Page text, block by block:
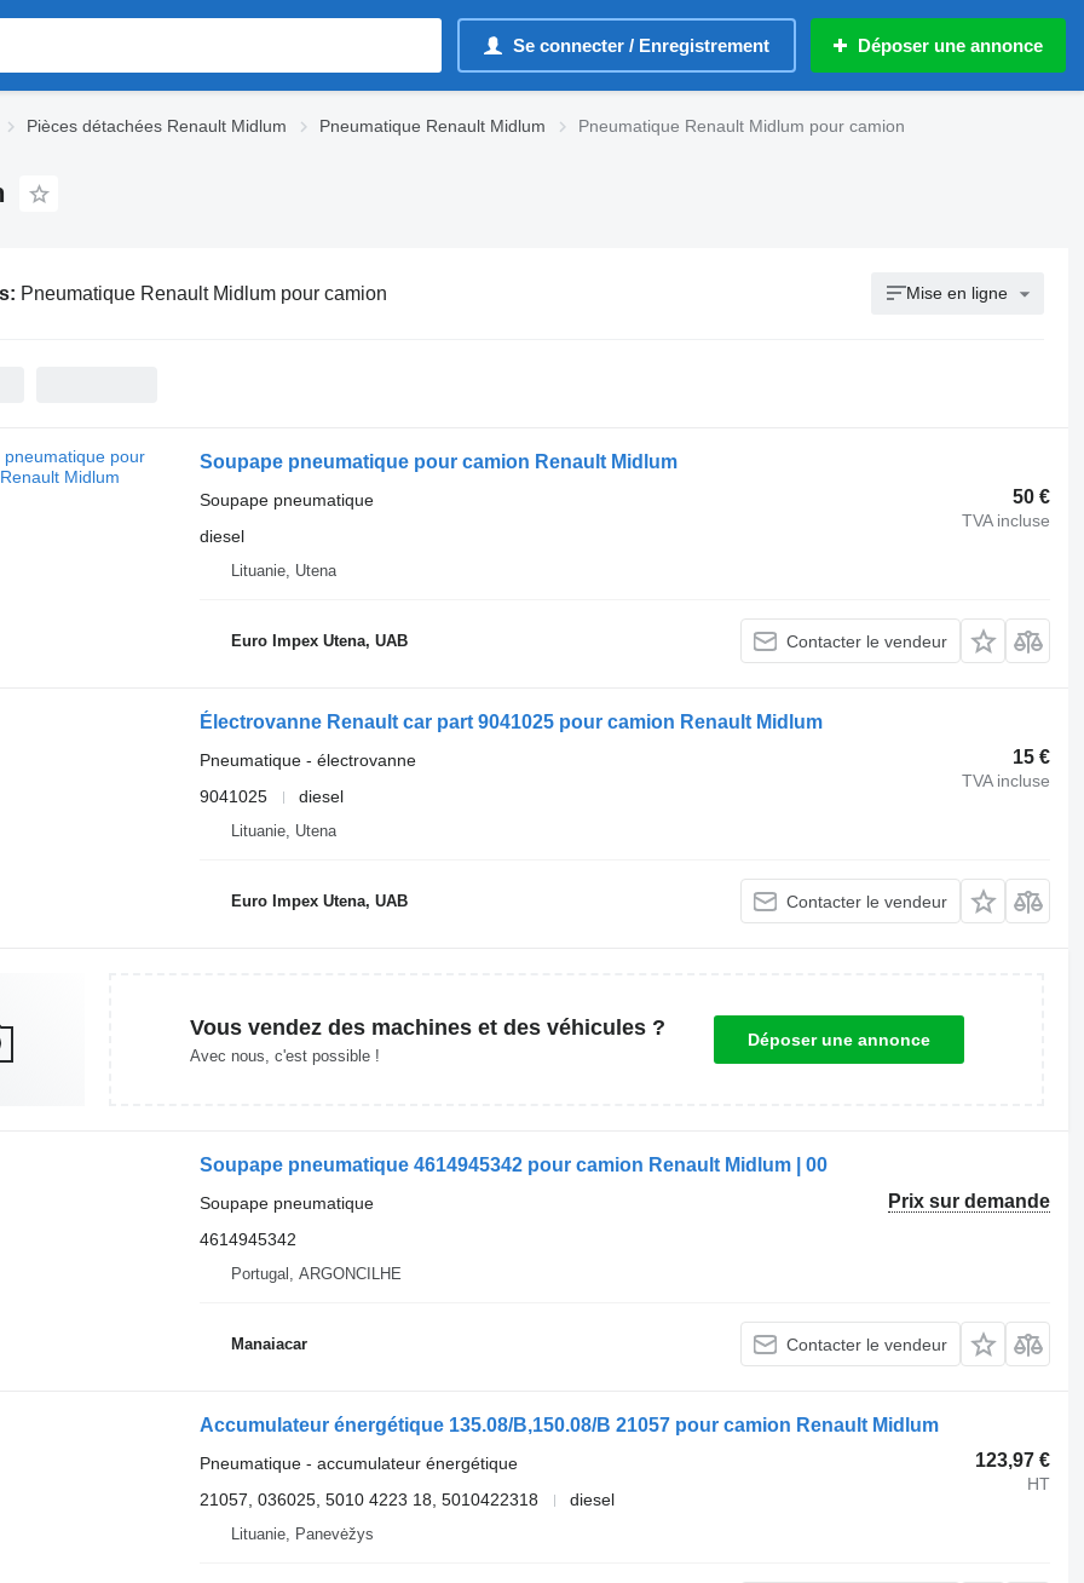
Se connecter / Enregistrement Déposer une annonce
Pièces détachées Renault Midlum Pneumatique Renault Midlum Pneumatique Renault Midlum pour camion
Pneumatique Renault Midlum pour camion Mise en ligne
Soupape pneumatique pour camion Renault Midlum
50 €
TVA incluse
Soupape pneumatique
diesel
Lituanie, Utena
Euro Impex Utena, UAB Contacter le vendeur
Électrovanne Renault car part 9041025 pour camion Renault Midlum
15 €
TVA incluse
Pneumatique - électrovanne
9041025
diesel
Lituanie, Utena
Euro Impex Utena, UAB Contacter le vendeur
Vous vendez des machines et des véhicules ?
Avec nous, c'est possible !
Déposer une annonce
Soupape pneumatique 4614945342 pour camion Renault Midlum | 00
Prix sur demande
Soupape pneumatique
4614945342
Portugal, ARGONCILHE
Manaiacar Contacter le vendeur
Accumulateur énergétique 135.08/B,150.08/B 21057 pour camion Renault Midlum
123,97 €
HT
Pneumatique - accumulateur énergétique
21057, 036025, 5010 4223 18, 5010422318
diesel
Lituanie, Panevėžys